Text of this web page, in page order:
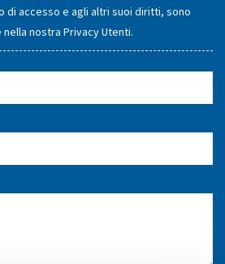
di accesso e agli altri suoi diritti, sono
nostra Privacy Utenti.